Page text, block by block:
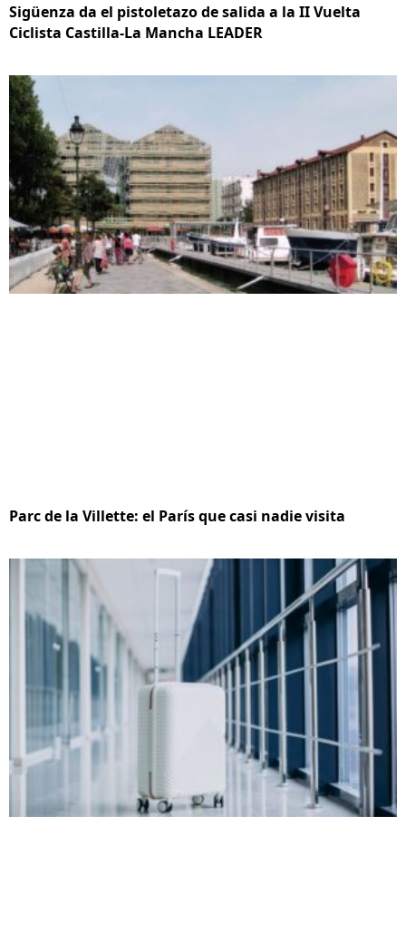
Sigüenza da el pistoletazo de salida a la II Vuelta
Ciclista Castilla-La Mancha LEADER
Parc de la Villette: el París que casi nadie visita